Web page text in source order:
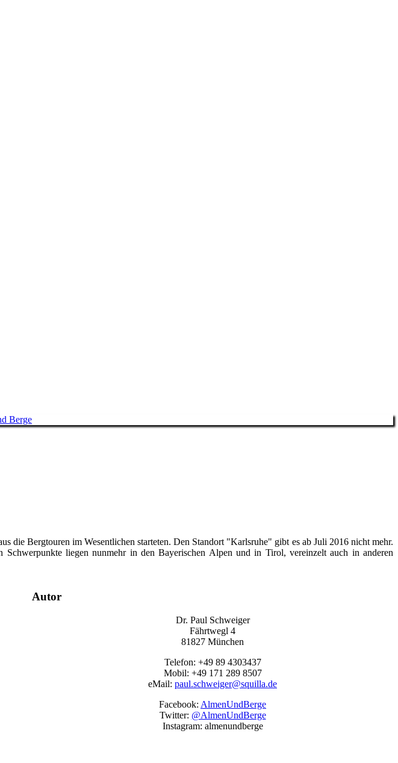
Berge
die Bergtouren im Wesentlichen starteten. Den Standort "Karlsruhe" gibt es ab Juli 2016 nicht mehr.
liegen nunmehr in den Bayerischen Alpen und in Tirol, vereinzelt auch in anderen
Autor
Dr. Paul Schweiger
Fährtwegl 4
81827 München
Telefon: +49 89 4303437
Mobil: +49 171 289 8507
eMail: paul.schweiger@squilla.de
Facebook: AlmenUndBerge
Twitter: @AlmenUndBerge
Instagram: almenundberge